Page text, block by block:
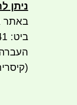
ניתן
באתר
ביט: 052-3214741